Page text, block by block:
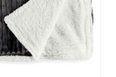
DETALLES